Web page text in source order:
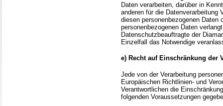
Daten verarbeiten, darüber in
anderen für die Datenverarbeitung
diesen personenbezogenen Daten
personenbezogenen Daten
Datenschutzbeauftragte der
Einzelfall das Notwendige
e) Recht auf Einschränkung der
Jede von der Verarbeitung
Europäischen Richtlinien- und
Verantwortlichen die
folgenden Voraussetzungen